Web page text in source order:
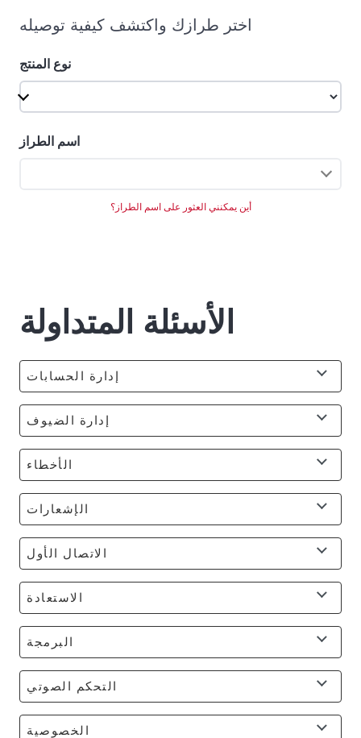
اختر طرازك واكتشف كيفية توصيله
نوع المنتج
اسم الطراز
أين يمكنني العثور على اسم الطراز؟
الأسئلة المتداولة
إدارة الحسابات
إدارة الضيوف
الأخطاء
الإشعارات
الاتصال الأول
الاستعادة
البرمجة
التحكم الصوتي
الخصوصية